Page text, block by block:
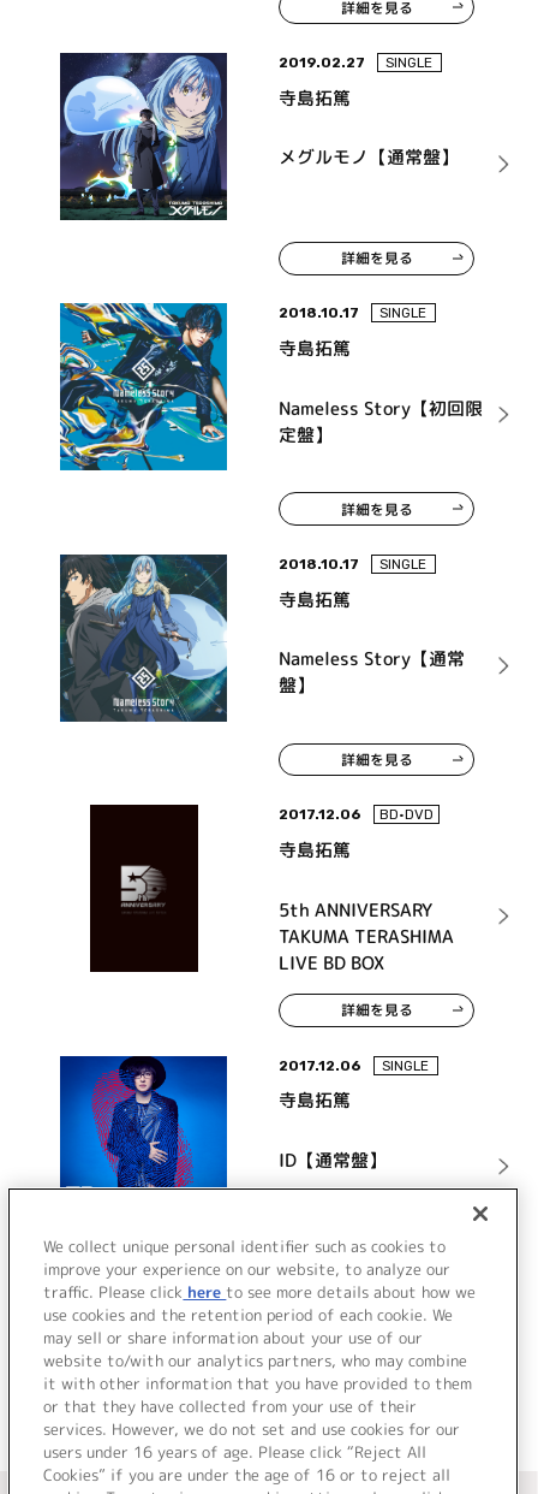
詳細を見る
2019.02.27 SINGLE
寺島拓篤
メグルモノ【通常盤】
詳細を見る
2018.10.17 SINGLE
寺島拓篤
Nameless Story【初回限
定盤】
詳細を見る
2018.10.17 SINGLE
寺島拓篤
Nameless Story【通常
盤】
詳細を見る
2017.12.06 BD•DVD
寺島拓篤
5th ANNIVERSARY
TAKUMA TERASHIMA
LIVE BD BOX
詳細を見る
2017.12.06 SINGLE
寺島拓篤
ID【通常盤】
詳細を見る
1 2 >
We collect unique personal identifier such as cookies to
improve your experience on our website, to analyze our
traffic. Please click here to see more details about how we
use cookies and the retention period of each cookie. We
may sell or share information about your use of our
website to/with our analytics partners, who may combine
it with other information that you have provided to them
or that they have collected from your use of their
services. However, we do not set and use cookies for our
users under 16 years of age. Please click “Reject All
Cookies” if you are under the age of 16 or to reject all